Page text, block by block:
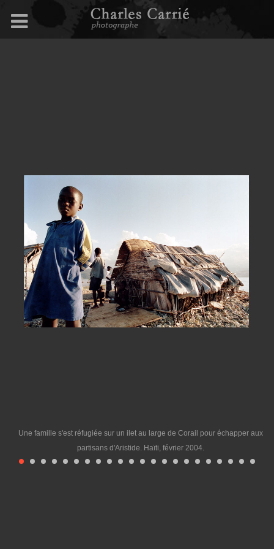
Une famille s'est réfugiée sur un ilet au large de Corail pour échapper aux
partisans d'Aristide. Haïti, février 2004.